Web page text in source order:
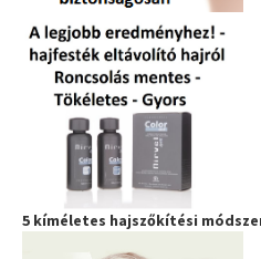
5 kíméletes hajszőkítési